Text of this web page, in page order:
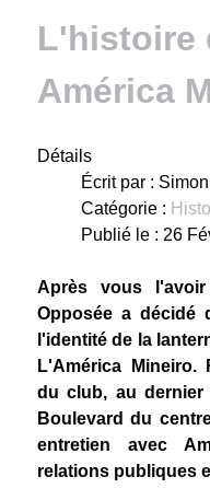
L'histoire
América
Détails
Écrit par :
Catégorie :
Publié le : 26
Après vous
Opposée a
l'identité de la
L'América Mineiro.
du club, au dernier
Boulevard du
entretien avec
relations publiques